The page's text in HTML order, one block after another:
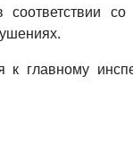
соответствии
главному